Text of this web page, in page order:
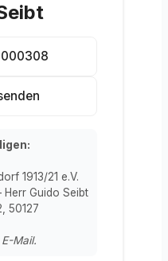
1913/21 e.V.
Herr Guido Seibt
50127
Mail.